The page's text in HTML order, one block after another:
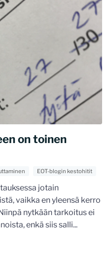
on toinen
EOT-blogin kestohitit
jotain
vaikka en yleensä kerro
nytkään tarkoitus ei
enkä siis salli...